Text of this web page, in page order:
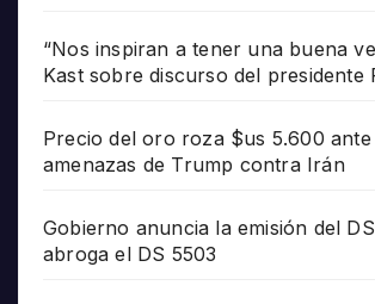
“Nos inspiran a tener una buena
Kast sobre discurso del presidente
Precio del oro roza $us 5.600 ante
amenazas de Trump contra Irán
Gobierno anuncia la emisión del
abroga el DS 5503